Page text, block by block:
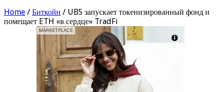
Home / Биткойн / UBS запускает токенизированный фонд и
помещает ETH «в сердце» TradFi
MARKETPLACE